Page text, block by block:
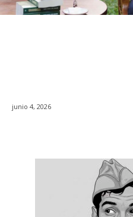
junio 4, 2026